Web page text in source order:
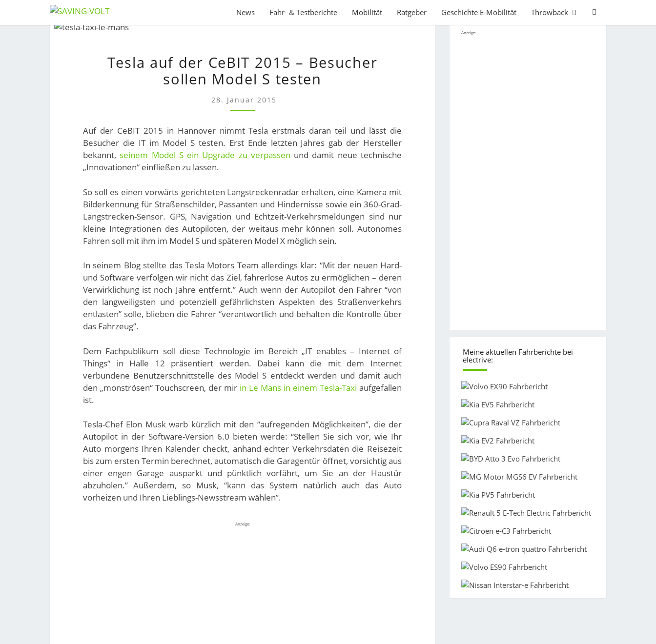
Skip
News Fahr- & Testberichte Mobilität Ratgeber Geschichte E-Mobilität Throwback
Search
AUF
DER
CEBIT
2015
–
SOLLEN
MODEL
S
Tesla auf der CeBIT 2015 – Besucher
sollen Model S testen
28. Januar 2015
Auf der CeBIT 2015 in Hannover nimmt Tesla erstmals daran teil und lässt die
Besucher die IT im Model S testen. Erst Ende letzten Jahres gab der Hersteller
bekannt, seinem Model S ein Upgrade zu verpassen und damit neue technische
„Innovationen“ einfließen zu lassen.
So soll es einen vorwärts gerichteten Langstreckenradar erhalten, eine Kamera mit
Bilderkennung für Straßenschilder, Passanten und Hindernisse sowie ein 360-Grad-
Langstrecken-Sensor. GPS, Navigation und Echtzeit-Verkehrsmeldungen sind nur
kleine Integrationen des Autopiloten, der weitaus mehr können soll. Autonomes
Fahren soll mit ihm im Model S und späteren Model X möglich sein.
In seinem Blog stellte das Tesla Motors Team allerdings klar: “Mit der neuen Hard-
und Software verfolgen wir nicht das Ziel, fahrerlose Autos zu ermöglichen – deren
Verwirklichung ist noch Jahre entfernt.” Auch wenn der Autopilot den Fahrer “von
den langweiligsten und potenziell gefährlichsten Aspekten des Straßenverkehrs
entlasten” solle, blieben die Fahrer “verantwortlich und behalten die Kontrolle über
das Fahrzeug”.
Dem Fachpublikum soll diese Technologie im Bereich „IT enables – Internet of
Things“ in Halle 12 präsentiert werden. Dabei kann die mit dem Internet
verbundene Benutzerschnittstelle des Model S entdeckt werden und damit auch
den „monströsen“ Touchscreen, der mir in Le Mans in einem Tesla-Taxi aufgefallen
ist.
Tesla-Chef Elon Musk warb kürzlich mit den “aufregenden Möglichkeiten”, die der
Autopilot in der Software-Version 6.0 bieten werde: “Stellen Sie sich vor, wie Ihr
Auto morgens Ihren Kalender checkt, anhand echter Verkehrsdaten die Reisezeit
bis zum ersten Termin berechnet, automatisch die Garagentür öffnet, vorsichtig aus
einer engen Garage ausparkt und pünktlich vorfährt, um Sie an der Haustür
abzuholen.” Außerdem, so Musk, “kann das System natürlich auch das Auto
vorheizen und Ihren Lieblings-Newsstream wählen”.
Anzeige:
Anzeige:
Meine aktuellen Fahrberichte bei
electrive: